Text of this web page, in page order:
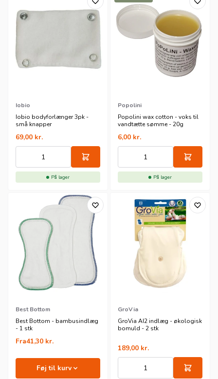
Iobio
Iobio bodyforlænger 3pk -
små knapper
69,00 kr.
På lager
Popolini
Popolini wax cotton - voks til
vandtætte sømme - 20g
6,00 kr.
På lager
Best Bottom
Best Bottom - bambusindlæg
- 1 stk
Fra41,30 kr.
Føj til kurv
GroVia
GroVia AI2 indlæg - økologisk
bomuld - 2 stk
189,00 kr.